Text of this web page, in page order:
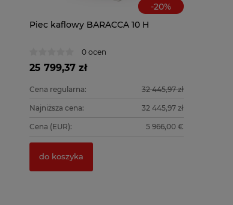
-20%
Piec kaflowy BARACCA 10 H
0 ocen
25 799,37 zł
Cena regularna: 32 445,97 zł
Najniższa cena: 32 445,97 zł
Cena (EUR): 5 966,00 €
do koszyka